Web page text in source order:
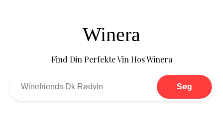
Winera
Find Din Perfekte Vin Hos Winera
Søg